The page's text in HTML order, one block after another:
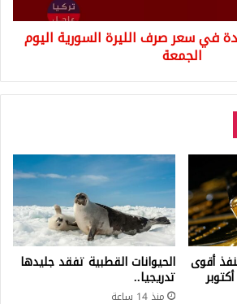
في سعر صرف الليرة السورية اليوم
الجمعة
تنفذ أقوى الحيوانات القطبية تفقد جليدها
تدريجيا..
منذ 14 ساعة